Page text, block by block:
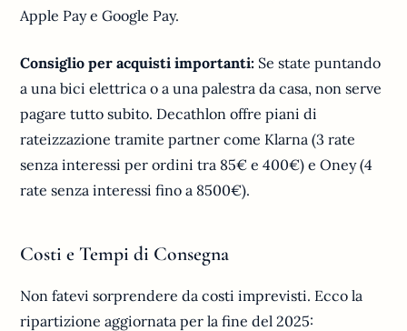
Apple Pay e Google Pay.
Consiglio per acquisti importanti: Se state puntando
a una bici elettrica o a una palestra da casa, non serve
pagare tutto subito. Decathlon offre piani di
rateizzazione tramite partner come Klarna (3 rate
senza interessi per ordini tra 85€ e 400€) e Oney (4
rate senza interessi fino a 8500€).
Costi e Tempi di Consegna
Non fatevi sorprendere da costi imprevisti. Ecco la
ripartizione aggiornata per la fine del 2025: